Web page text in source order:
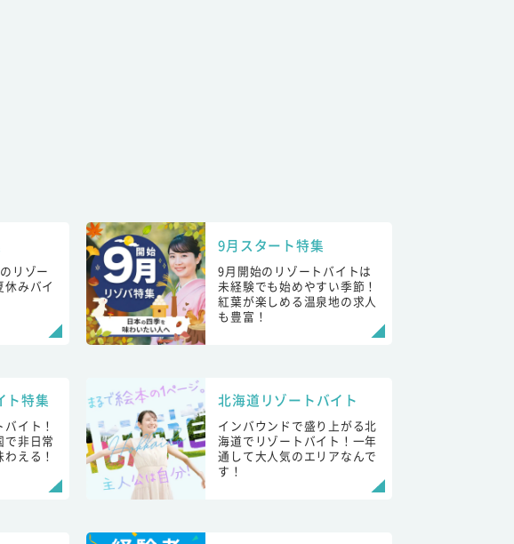
リゾー
休みバイ
9月スタート特集
9月開始のリゾートバイトは
未経験でも始めやすい季節！
紅葉が楽しめる温泉地の求人
も豊富！
ト特集
イト！
で非日常
える！
北海道リゾートバイト
インバウンドで盛り上がる北
海道でリゾートバイト！一年
通して大人気のエリアなんで
す！